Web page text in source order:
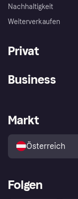
Nachhaltigkeit
Weiterverkaufen
Privat
Shops entdecken
Business
Händlerportal
Markt
Österreich
Folgen